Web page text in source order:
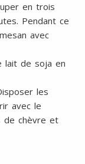
en trois
Pendant ce
avec
lait de soja en
les
avec le
de chèvre et